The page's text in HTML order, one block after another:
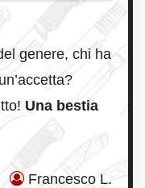
genere, chi ha
Una bestia
Francesco L.